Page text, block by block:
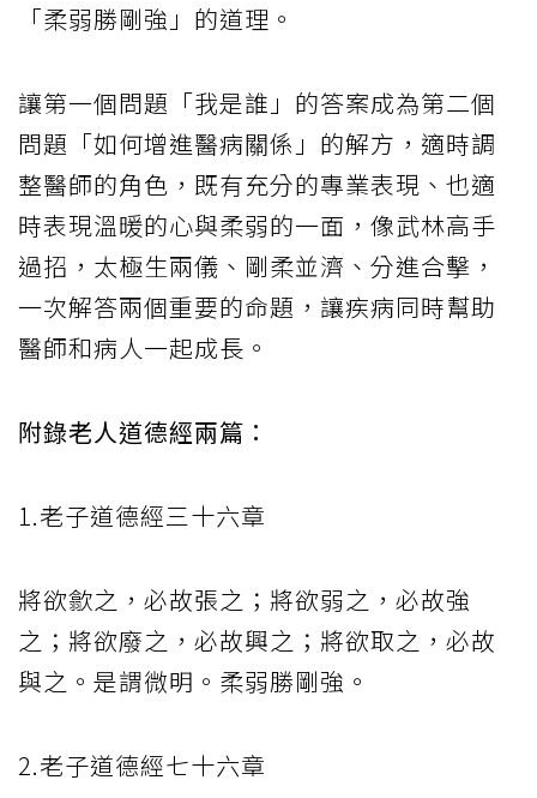
「柔弱勝剛強」的道理。
讓第一個問題「我是誰」的答案成為第二個
問題「如何增進醫病關係」的解方，適時調
整醫師的角色，既有充分的專業表現、也適
時表現溫暖的心與柔弱的一面，像武林高手
過招，太極生兩儀、剛柔並濟、分進合擊，
一次解答兩個重要的命題，讓疾病同時幫助
醫師和病人一起成長。
附錄老人道德經兩篇：
1.老子道德經三十六章
將欲歙之，必故張之；將欲弱之，必故強
之；將欲廢之，必故興之；將欲取之，必故
與之。是謂微明。柔弱勝剛強。
2.老子道德經七十六章